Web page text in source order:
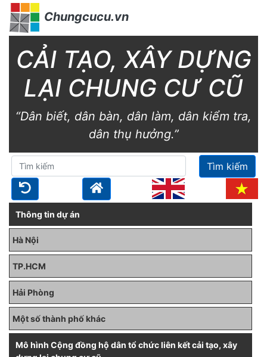
Chungcucu.vn
CẢI TẠO, XÂY DỰNG
LẠI CHUNG CƯ CŨ
“Dân biết, dân bàn, dân làm, dân kiểm tra,
dân thụ hưởng.”
Tìm kiếm
Thông tin dự án
Hà Nội
TP.HCM
Hải Phòng
Một số thành phố khác
Mô hình Cộng đồng hộ dân tổ chức liên kết cải tạo, xây